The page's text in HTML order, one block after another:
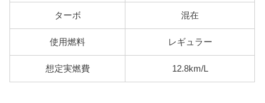
ターボ 混在
使用燃料 レギュラー
想定実燃費 12.8km/L